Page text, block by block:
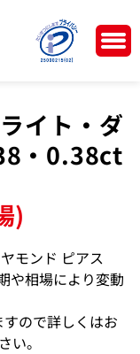
イト・ダ
・0.38ct
)
モンド ピアス
や相場により変動
ので詳しくはお
い。